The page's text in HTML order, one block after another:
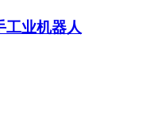
工业机器人